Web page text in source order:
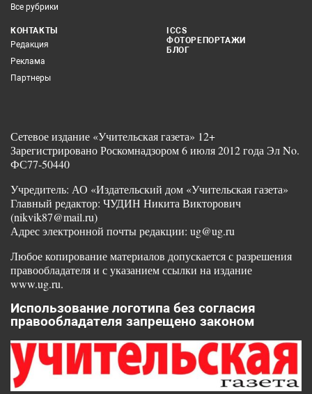
Все рубрики
КОНТАКТЫ
Редакция
Реклама
Партнеры
ICCS
ФОТОРЕПОРТАЖИ
БЛОГ
Сетевое издание «Учительская газета» 12+
Зарегистрировано Роскомнадзором 6 июля 2012 года Эл No.
ФС77-50440
Учредитель: АО «Издательский дом «Учительская газета»
Главный редактор: ЧУДИН Никита Викторович
(nikvik87@mail.ru)
Адрес электронной почты редакции: ug@ug.ru
Любое копирование материалов допускается с разрешения
правообладателя и с указанием ссылки на издание
www.ug.ru.
Использование логотипа без согласия
правообладателя запрещено законом